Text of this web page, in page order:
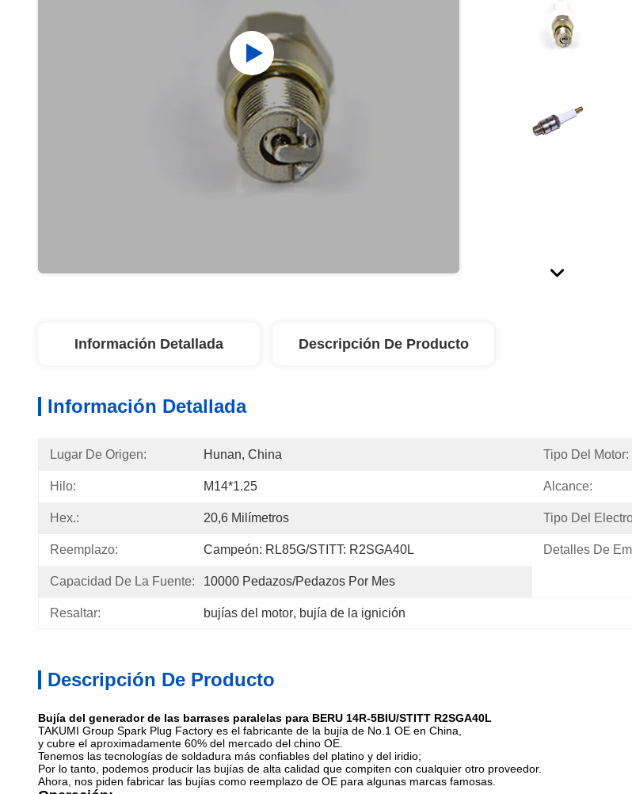
Información Detallada Descripción De Producto
Información Detallada
Lugar De Origen: Hunan, China Tipo Del Motor:
Hilo: M14*1.25 Alcance:
Hex.: 20,6 Milímetros Tipo Del
Reemplazo: Campeón: RL85G/STITT: R2SGA40L Detalles De
Capacidad De La Fuente: 10000 Pedazos/pedazos Por Mes
Resaltar: bujías del motor, bujía de la ignición
Descripción De Producto
Bujía del generador de las barrases paralelas para BERU 14R-5BIU/STITT R2SGA40L
TAKUMI Group Spark Plug Factory es el fabricante de la bujía de No.1 OE en China,
y cubre el aproximadamente 60% del mercado del chino OE.
Tenemos las tecnologías de soldadura más confiables del platino y del iridio;
Por lo tanto, podemos producir las bujías de alta calidad que compiten con cualquier otro proveedor.
Ahora, nos piden fabricar las bujías como reemplazo de OE para algunas marcas famosas.